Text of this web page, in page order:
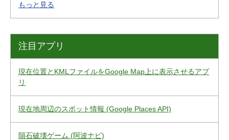
もっと見る
注目アプリ
現在位置とKMLファイルをGoogle Map上に表示させるアプ
リ
現在地周辺のスポット情報 (Google Places API)
隕石破壊ゲーム (阿波ナビ)